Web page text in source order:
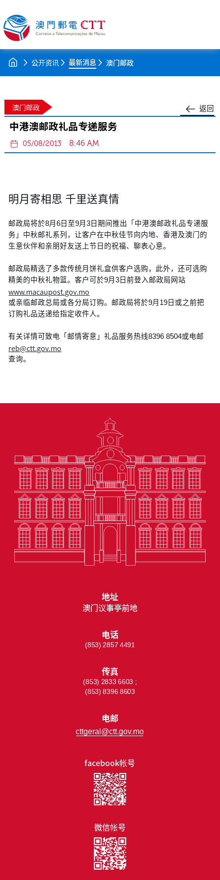
公开资讯 最新消息 澳门邮政
返回
澳门邮政
中港澳邮政礼品专递服务
05/08/2013 8:46 AM
明月寄相思 千里送真情
邮政局将於8月6日至9月3日期间推出「中港澳邮政礼品专递服
务」中秋邮礼系列，让客户在中秋佳节向内地、香港及澳门的
生意伙伴和亲朋好友送上节日的祝福、聊表心意。
邮政局精选了多款传统月饼礼盒供客户选购，此外，还可选购
精美的中秋礼物篮。客户可於9月3日前登入邮政局网站
www.macaupost.gov.mo
或亲临邮政总局或各分局订购。邮政局将於9月19日或之前把
订购礼品送递给指定收件人。
有关详情可致电「邮情寄意」礼品服务热线8396 8504或电邮
reb@ctt.gov.mo
查询。
facebook帐号
微信帐号
地址
澳门议事亭前地
电话
(853) 2857 4491
传真
(853) 2833 6603 ;
(853) 8396 8603
电邮
cttgeral@ctt.gov.mo